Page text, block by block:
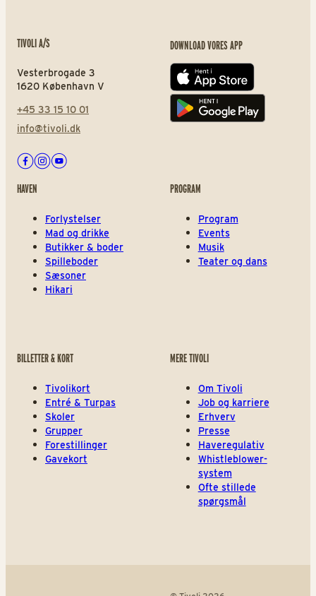
TIVOLI A/S
Vesterbrogade 3
1620 København V
+45 33 15 10 01
info@tivoli.dk
Facebook
Instagram
Youtube
DOWNLOAD VORES APP
App store
Play store
HAVEN
Forlystelser
Mad og drikke
Butikker & boder
Spilleboder
Sæsoner
Hikari
PROGRAM
Program
Events
Musik
Teater og dans
BILLETTER & KORT
Tivolikort
Entré & Turpas
Skoler
Grupper
Forestillinger
Gavekort
MERE TIVOLI
Om Tivoli
Job og karriere
Erhverv
Presse
Haveregulativ
Whistleblower-
system
Ofte stillede
spørgsmål